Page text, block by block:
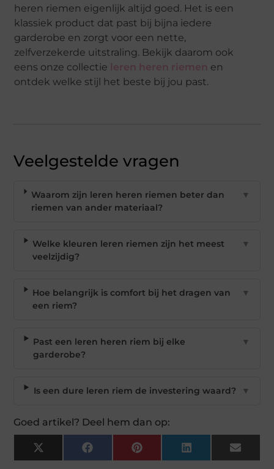
heren riemen eigenlijk altijd goed. Het is een
klassiek product dat past bij bijna iedere
garderobe en zorgt voor een nette,
zelfverzekerde uitstraling. Bekijk daarom ook
eens onze collectie leren heren riemen en
ontdek welke stijl het beste bij jou past.
Veelgestelde vragen
Waarom zijn leren heren riemen beter dan
riemen van ander materiaal?
▼
Welke kleuren leren riemen zijn het meest
veelzijdig?
▼
Hoe belangrijk is comfort bij het dragen van
een riem?
▼
Past een leren heren riem bij elke
garderobe?
▼
Is een dure leren riem de investering waard? ▼
Goed artikel? Deel hem dan op:
X
(Twitter)
Facebook Pinterest LinkedIn Email